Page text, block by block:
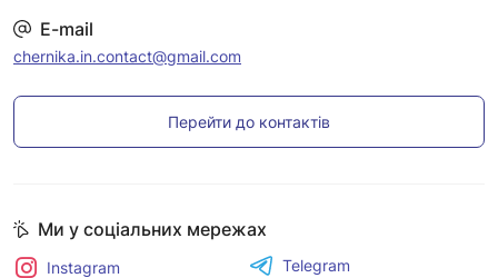
E-mail
chernika.in.contact@gmail.com
Перейти до контактів
Ми у соціальних мережах
Instagram
Telegram